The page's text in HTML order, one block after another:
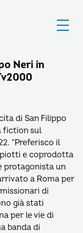
Neri in
di San Filippo
fiction sul
“Preferisco il
e coprodotta
protagonista un
a Roma per
di
già stati
per le vie di
banda di